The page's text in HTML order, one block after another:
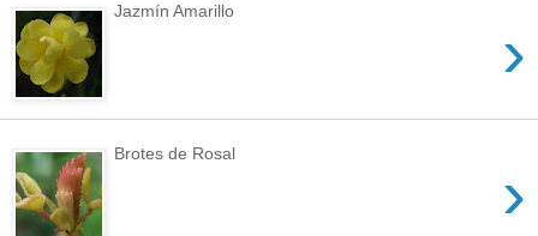
›
Jazmín Amarillo
›
Brotes de Rosal